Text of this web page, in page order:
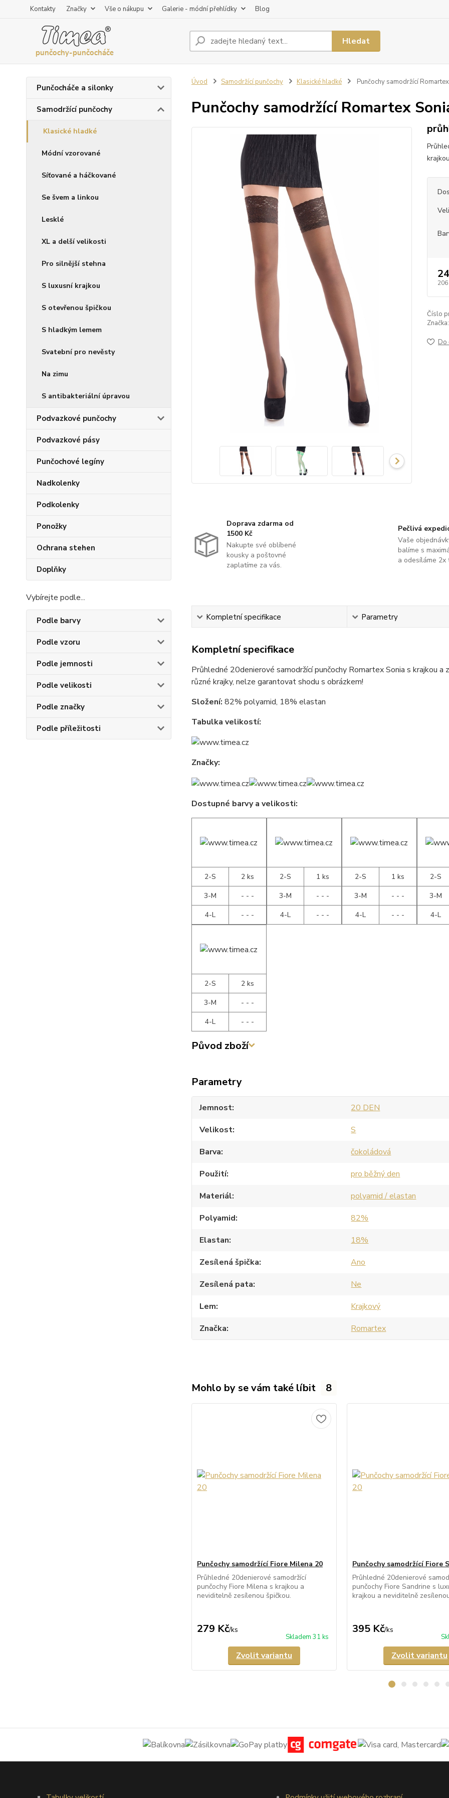
Kontakty Značky Vše o nákupu Galerie - módní přehlídky Blog
Hledat
Punčocháče a silonky
Samodržící punčochy
Klasické hladké
Módní vzorované
Síťované a háčkované
Se švem a linkou
Lesklé
XL a delší velikosti
Pro silnější stehna
S luxusní krajkou
S otevřenou špičkou
S hladkým lemem
Svatební pro nevěsty
Na zimu
S antibakteriální úpravou
Podvazkové punčochy
Podvazkové pásy
Punčochové legíny
Nadkolenky
Podkolenky
Ponožky
Ochrana stehen
Doplňky
Vybírejte podle...
Podle barvy
Podle vzoru
Podle jemnosti
Podle velikosti
Podle značky
Podle příležitosti
Úvod Samodržící punčochy Klasické hladké Punčochy samodržící
Punčochy samodržící Romartex
206
Číslo
Značka:
Do
Doprava zdarma od
1500 Kč
Nakupte své oblíbené
kousky a poštovné
zaplatíme za vás.
Pečlivá
Vaše
balíme s
a odesíláme 2x
Kompletní specifikace Parametry
Kompletní specifikace
Průhledné 20denierové samodržící punčochy Romartex Sonia s krajkou
různé krajky, nelze garantovat shodu s obrázkem!
Složení: 82% polyamid, 18% elastan
Tabulka velikostí:
Značky:
Dostupné barvy a velikosti:
2-S
2 ks
3-M
- - -
4-L
- - -
2-S
1 ks
3-M
- - -
4-L
- - -
2-S
1 ks
3-M
- - -
4-L
- - -
2-S
3-M
4-L
2-S
2 ks
3-M
- - -
4-L
- - -
Původ zboží
Parametry
Jemnost
20 DEN
Velikost
S
Barva
čokoládová
Použití
pro běžný den
Materiál
polyamid / elastan
Polyamid
82%
Elastan
18%
Zesílená špička
Ano
Zesílená pata
Ne
Lem
Krajkový
Značka
Romartex
Mohlo by se vám také líbit 8
Punčochy samodržící Fiore Milena 20
Průhledné 20denierové samodržící
punčochy Fiore Milena s krajkou a
neviditelně zesílenou špičkou.
279 Kč/ks
Skladem 31 ks
Zvolit variantu
Punčochy samodržící Fiore
Průhledné 20denierové
punčochy Fiore Sandrine s
krajkou a neviditelně
395 Kč/ks
Zvolit variantu